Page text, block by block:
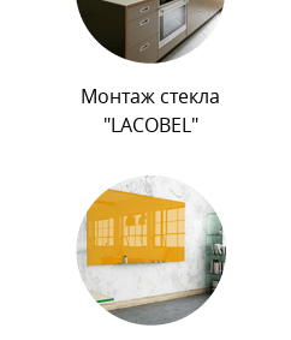
Монтаж стекла
"LACOBEL"